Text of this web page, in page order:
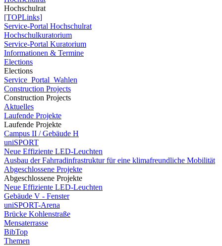
Hochschulrat
[TOPLinks]
Service-Portal Hochschulrat
Hochschulkuratorium
Service-Portal Kuratorium
Informationen & Termine
Elections
Elections
Service_Portal_Wahlen
Construction Projects
Construction Projects
Aktuelles
Laufende Projekte
Laufende Projekte
Campus II / Gebäude H
uniSPORT
Neue Effiziente LED-Leuchten
Ausbau der Fahrradinfrastruktur für eine klimafreundliche Mobilität
Abgeschlossene Projekte
Abgeschlossene Projekte
Neue Effiziente LED-Leuchten
Gebäude V - Fenster
uniSPORT-Arena
Brücke Kohlenstraße
Mensaterrasse
BibTop
Themen